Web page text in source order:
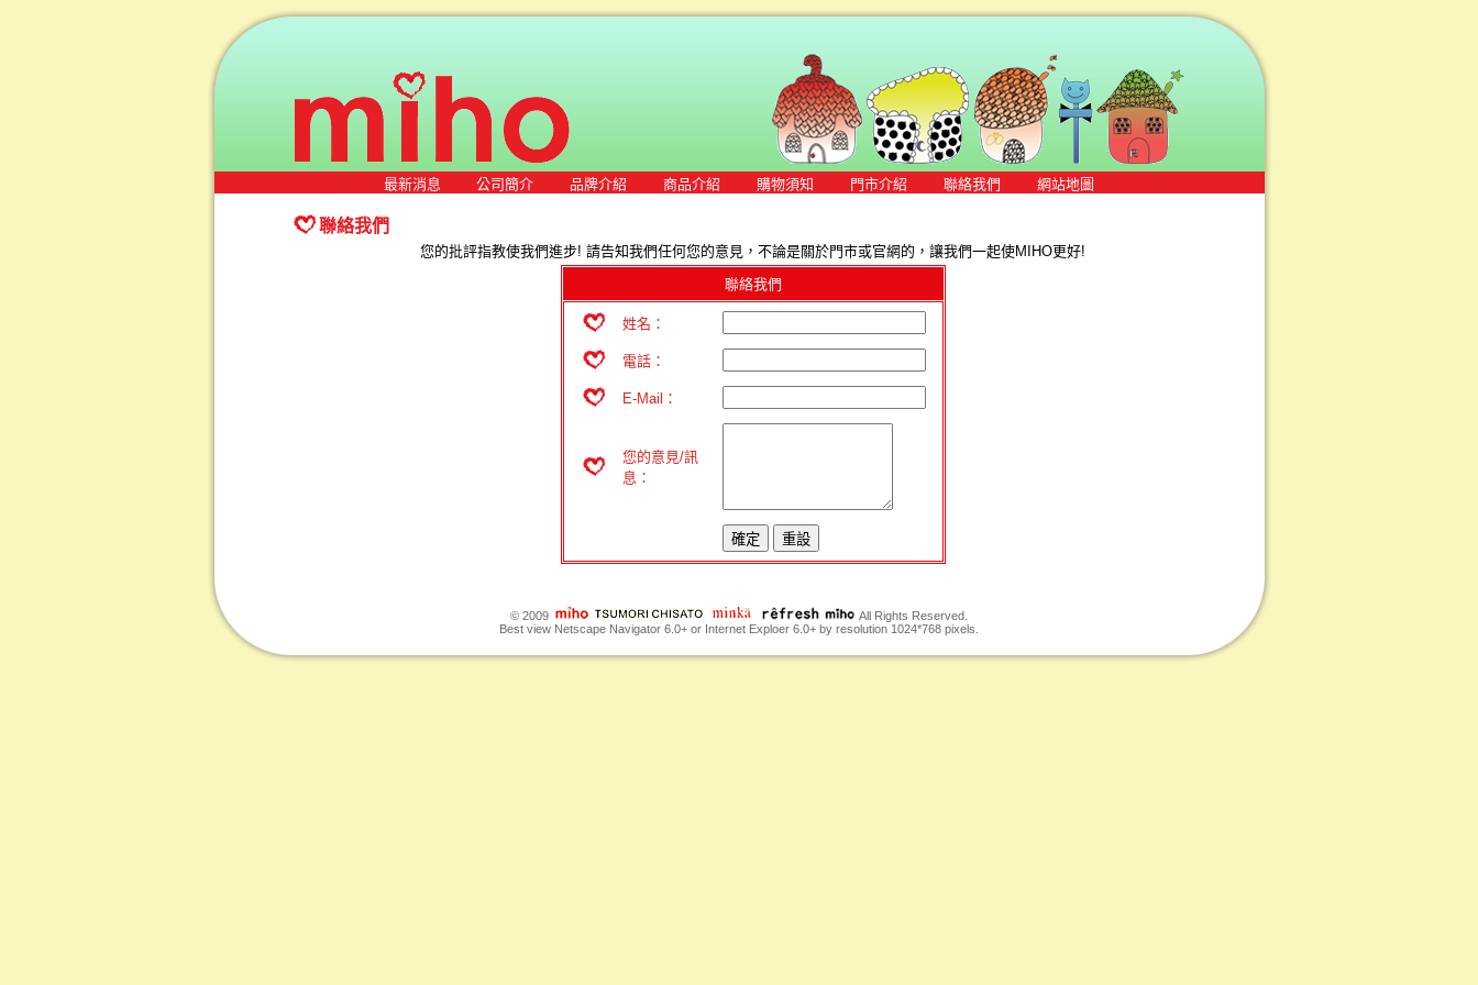
最新消息 公司簡介 品牌介紹 商品介紹 購物須知 門市介紹 聯絡我們 網站地圖
聯絡我們
您的批評指教使我們進步! 請告知我們任何您的意見，不論是關於門市或官網的，讓我們一起使MIHO更好!
聯絡我們
姓名：
電話：
E-Mail：
您的意見/訊
息：
© 2009
All Rights Reserved.
Best view Netscape Navigator 6.0+ or Internet Exploer 6.0+ by resolution 1024*768 pixels.